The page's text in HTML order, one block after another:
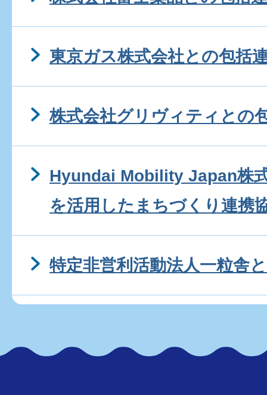
東京ガス株式会社との包括
株式会社グリヴィティとの
Hyundai Mobility Japan株
を活用したまちづくり連携
特定非営利活動法人一粒舎